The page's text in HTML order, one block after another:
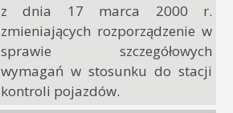
z dnia 17 marca 2000 r.
zmieniających rozporządzenie w
sprawie szczegółowych
wymagań w stosunku do stacji
kontroli pojazdów.